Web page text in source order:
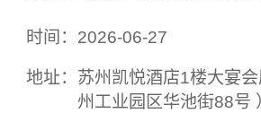
时间： 2026-06-27
地址： 苏州凯悦酒店1楼大宴
州工业园区华池街88号